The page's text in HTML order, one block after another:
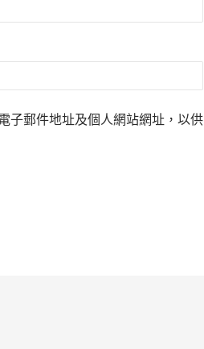
子郵件地址及個人網站網址，以供